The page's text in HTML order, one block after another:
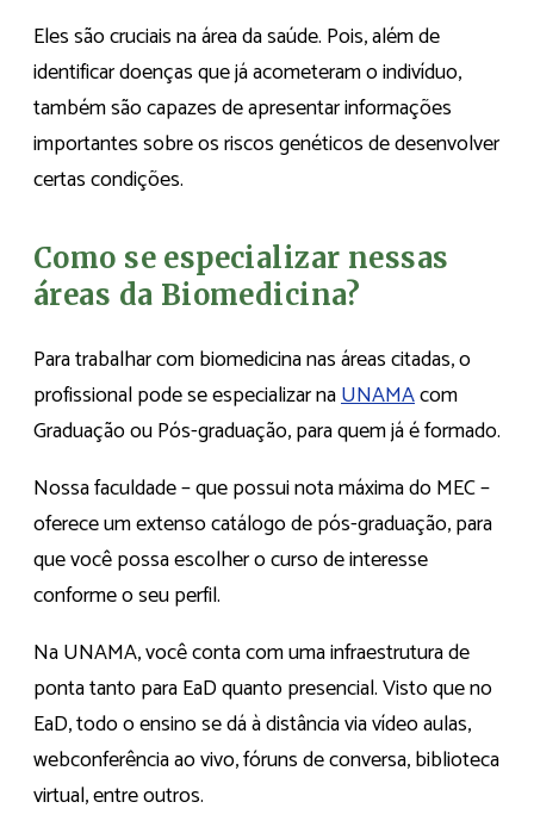
Eles são cruciais na área da saúde. Pois, além de
identificar doenças que já acometeram o indivíduo,
também são capazes de apresentar informações
importantes sobre os riscos genéticos de desenvolver
certas condições.
Como se especializar nessas
áreas da Biomedicina?
Para trabalhar com biomedicina nas áreas citadas, o
profissional pode se especializar naUNAMAcom
Graduação ou Pós-graduação, para quem já é formado.
Nossa faculdade – que possui nota máxima do MEC –
oferece um extenso catálogo de pós-graduação, para
que você possa escolher o curso de interesse
conforme o seu perfil.
Na UNAMA, você conta com uma infraestrutura de
ponta tanto para EaD quanto presencial. Visto que no
EaD, todo o ensino se dá à distância via vídeo aulas,
webconferência ao vivo, fóruns de conversa, biblioteca
virtual, entre outros.